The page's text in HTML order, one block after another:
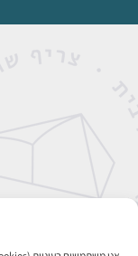
אבן